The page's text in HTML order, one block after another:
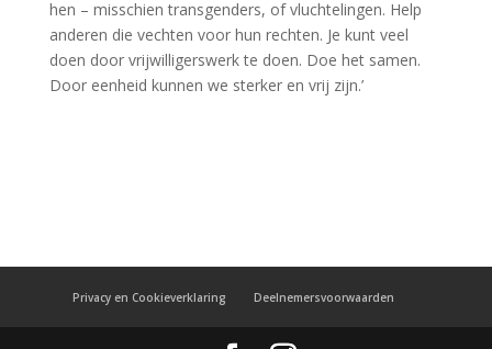
hen – misschien transgenders, of vluchtelingen. Help
anderen die vechten voor hun rechten. Je kunt veel
doen door vrijwilligerswerk te doen. Doe het samen.
Door eenheid kunnen we sterker en vrij zijn.’
Privacy en Cookieverklaring Deelnemersvoorwaarden